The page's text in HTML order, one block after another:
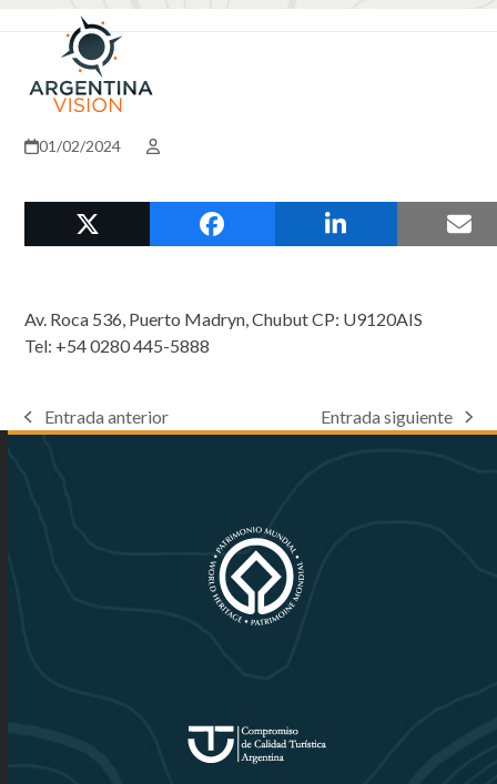
Open
mobile
menu
Close
mobile
menu
01/02/2024
Av. Roca 536, Puerto Madryn, Chubut CP: U9120AIS
Tel: +54 0280 445-5888
previous
Entrada anterior
next
Entrada siguiente